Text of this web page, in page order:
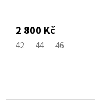
2 800 Kč
42 44 46